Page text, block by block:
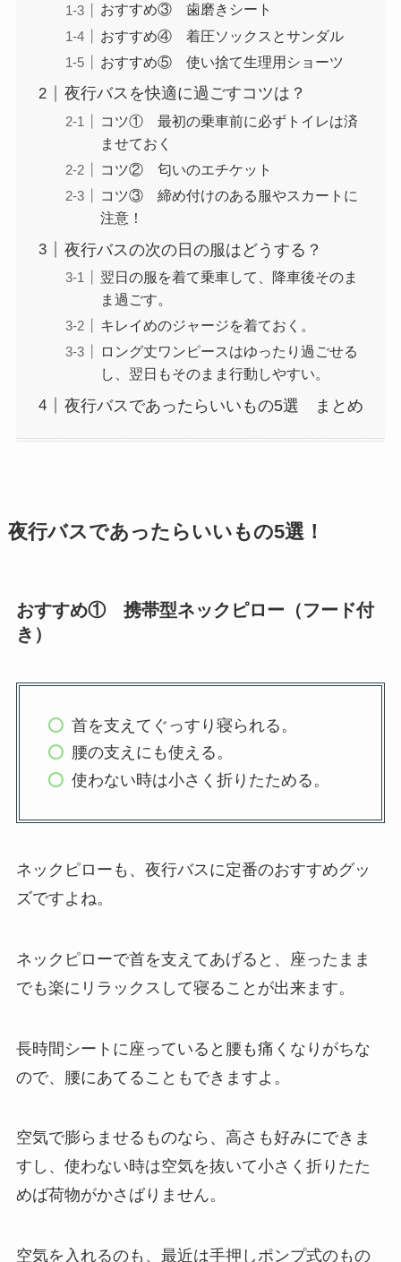
おすすめ③ 歯磨きシート
おすすめ④ 着圧ソックスとサンダル
おすすめ⑤ 使い捨て生理用ショーツ
夜行バスを快適に過ごすコツは？
コツ① 最初の乗車前に必ずトイレは済
ませておく
コツ② 匂いのエチケット
コツ③ 締め付けのある服やスカートに
注意！
夜行バスの次の日の服はどうする？
翌日の服を着て乗車して、降車後そのま
ま過ごす。
キレイめのジャージを着ておく。
ロング丈ワンピースはゆったり過ごせる
し、翌日もそのまま行動しやすい。
夜行バスであったらいいもの5選 まとめ
夜行バスであったらいいもの5選！
おすすめ① 携帯型ネックピロー（フード付
き）
首を支えてぐっすり寝られる。
腰の支えにも使える。
使わない時は小さく折りたためる。
ネックピローも、夜行バスに定番のおすすめグッ
ズですよね。
ネックピローで首を支えてあげると、座ったまま
でも楽にリラックスして寝ることが出来ます。
長時間シートに座っていると腰も痛くなりがちな
ので、腰にあてることもできますよ。
空気で膨らませるものなら、高さも好みにできま
すし、使わない時は空気を抜いて小さく折りたた
めば荷物がかさばりません。
空気を入れるのも、最近は手押しポンプ式のもの